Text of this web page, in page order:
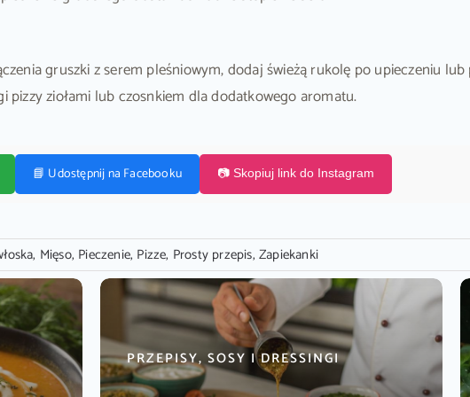
gruszki z serem pleśniowym, dodaj świeżą rukolę po upieczeniu
pizzy ziołami lub czosnkiem dla dodatkowego aromatu.
📘 Udostępnij na Facebooku 📷 Skopiuj link do Instagram
, Mięso, Pieczenie, Pizze, Prosty przepis,Zapiekanki
PRZEPISY, SOSY I DRESSINGI